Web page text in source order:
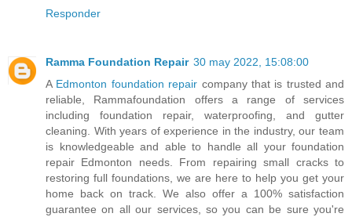
Responder
Ramma Foundation Repair 30 may 2022, 15:08:00
A Edmonton foundation repair company that is trusted and
reliable, Rammafoundation offers a range of services
including foundation repair, waterproofing, and gutter
cleaning. With years of experience in the industry, our team
is knowledgeable and able to handle all your foundation
repair Edmonton needs. From repairing small cracks to
restoring full foundations, we are here to help you get your
home back on track. We also offer a 100% satisfaction
guarantee on all our services, so you can be sure you're